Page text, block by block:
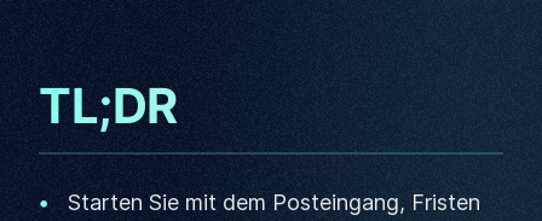
TL;DR
Starten Sie mit dem Posteingang, Fristen